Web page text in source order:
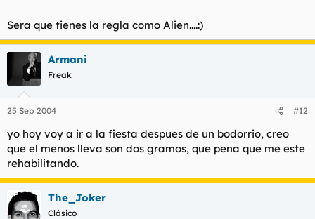
Sera que tienes la regla como Alien....:)
Armani
Freak
25 Sep 2004 #12
yo hoy voy a ir a la fiesta despues de un bodorrio, creo
que el menos lleva son dos gramos, que pena que me este
rehabilitando.
The_Joker
Clásico